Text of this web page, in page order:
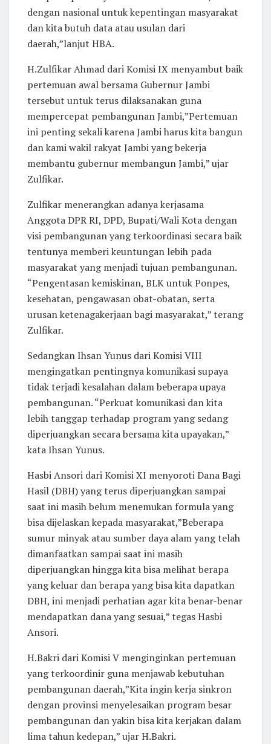
dengan nasional untuk kepentingan masyarakat
dan kita butuh data atau usulan dari
daerah,”lanjut HBA.
H.Zulfikar Ahmad dari Komisi IX menyambut baik
pertemuan awal bersama Gubernur Jambi
tersebut untuk terus dilaksanakan guna
mempercepat pembangunan Jambi,”Pertemuan
ini penting sekali karena Jambi harus kita bangun
dan kami wakil rakyat Jambi yang bekerja
membantu gubernur membangun Jambi,” ujar
Zulfikar.
Zulfikar menerangkan adanya kerjasama
Anggota DPR RI, DPD, Bupati/Wali Kota dengan
visi pembangunan yang terkoordinasi secara baik
tentunya memberi keuntungan lebih pada
masyarakat yang menjadi tujuan pembangunan.
“Pengentasan kemiskinan, BLK untuk Ponpes,
kesehatan, pengawasan obat-obatan, serta
urusan ketenagakerjaan bagi masyarakat,” terang
Zulfikar.
Sedangkan Ihsan Yunus dari Komisi VIII
mengingatkan pentingnya komunikasi supaya
tidak terjadi kesalahan dalam beberapa upaya
pembangunan. “Perkuat komunikasi dan kita
lebih tanggap terhadap program yang sedang
diperjuangkan secara bersama kita upayakan,”
kata Ihsan Yunus.
Hasbi Ansori dari Komisi XI menyoroti Dana Bagi
Hasil (DBH) yang terus diperjuangkan sampai
saat ini masih belum menemukan formula yang
bisa dijelaskan kepada masyarakat,”Beberapa
sumur minyak atau sumber daya alam yang telah
dimanfaatkan sampai saat ini masih
diperjuangkan hingga kita bisa melihat berapa
yang keluar dan berapa yang bisa kita dapatkan
DBH, ini menjadi perhatian agar kita benar-benar
mendapatkan dana yang sesuai,” tegas Hasbi
Ansori.
H.Bakri dari Komisi V menginginkan pertemuan
yang terkoordinir guna menjawab kebutuhan
pembangunan daerah,”Kita ingin kerja sinkron
dengan provinsi menyelesaikan program besar
pembangunan dan yakin bisa kita kerjakan dalam
lima tahun kedepan,” ujar H.Bakri.